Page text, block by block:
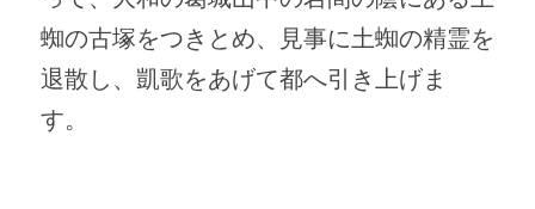
蜘の古塚をつきとめ、見事に土蜘の精霊を
退散し、凱歌をあげて都へ引き上げま
す。